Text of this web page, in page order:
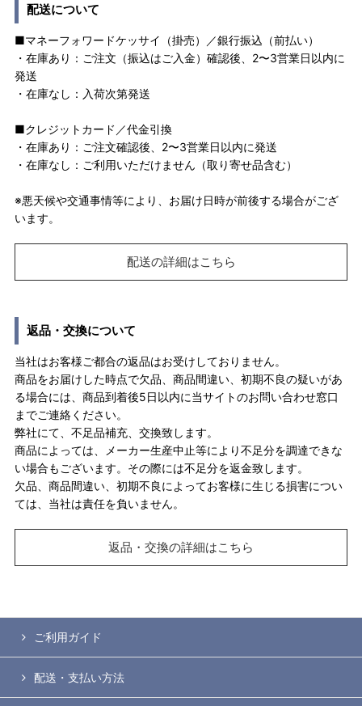
配送について
■マネーフォワードケッサイ（掛売）／銀行振込（前払い）
・在庫あり：ご注文（振込はご入金）確認後、2〜3営業日以内に
発送
・在庫なし：入荷次第発送
■クレジットカード／代金引換
・在庫あり：ご注文確認後、2〜3営業日以内に発送
・在庫なし：ご利用いただけません（取り寄せ品含む）
※悪天候や交通事情等により、お届け日時が前後する場合がござ
います。
配送の詳細はこちら
返品・交換について
当社はお客様ご都合の返品はお受けしておりません。
商品をお届けした時点で欠品、商品間違い、初期不良の疑いがあ
る場合には、商品到着後5日以内に当サイトのお問い合わせ窓口
までご連絡ください。
弊社にて、不足品補充、交換致します。
商品によっては、メーカー生産中止等により不足分を調達できな
い場合もございます。その際には不足分を返金致します。
欠品、商品間違い、初期不良によってお客様に生じる損害につい
ては、当社は責任を負いません。
返品・交換の詳細はこちら
ご利用ガイド
配送・支払い方法